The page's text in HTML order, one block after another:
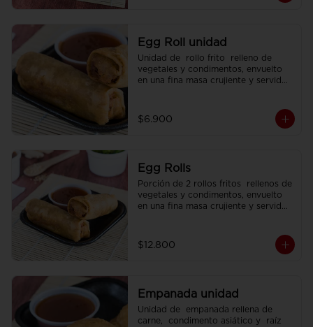
Egg Roll unidad
Unidad de  rollo frito  relleno de
vegetales y condimentos, envuelto
en una fina masa crujiente y servido
$6.900
Egg Rolls
Porción de 2 rollos fritos  rellenos de
vegetales y condimentos, envuelto
en una fina masa crujiente y servidos
$12.800
Empanada unidad
Unidad de  empanada rellena de
carne,  condimento asiático y  raíz